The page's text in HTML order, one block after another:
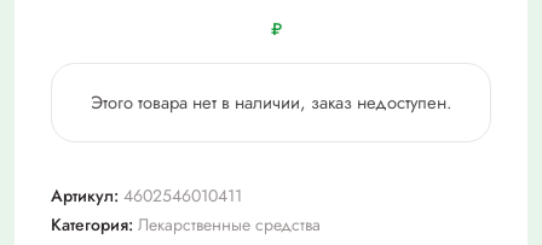
₽
Этого товара нет в наличии, заказ недоступен.
Артикул: 4602546010411
Категория: Лекарственные средства